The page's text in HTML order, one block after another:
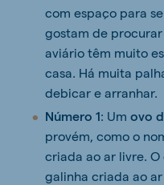
com espaço para
gostam de
aviário têm muito
casa. Há muita
debicar e arranhar.
Número 1: Um ovo
provém, como o
criada ao ar livre.
galinha criada ao